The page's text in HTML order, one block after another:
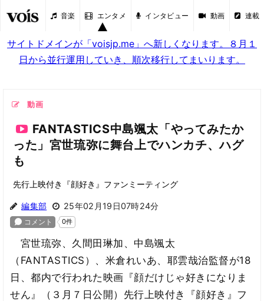
音楽 エンタメ インタビュー 動画 連載
サイトドメインが「voisjp.me」へ新しくなります。８月１
日から並行運用していき、順次移行してまいります。
動画
FANTASTICS中島颯太「やってみたか
った」宮世琉弥に舞台上でハンカチ、ハグ
も
先行上映付き『顔好き』ファンミーティング
編集部 25年02月19日07時24分
宮世琉弥、久間田琳加、中島颯太
（FANTASTICS）、米倉れいあ、耶雲哉治監督が18
日、都内で行われた映画『顔だけじゃ好きになりま
せん』（３月７日公開）先行上映付き『顔好き』フ